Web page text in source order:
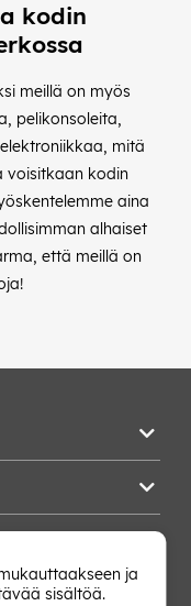
kodin
meillä on myös
pelikonsoleita,
mitä
voisitkaan kodin
aina
alhaiset
että meillä on
ja
sisältöä.